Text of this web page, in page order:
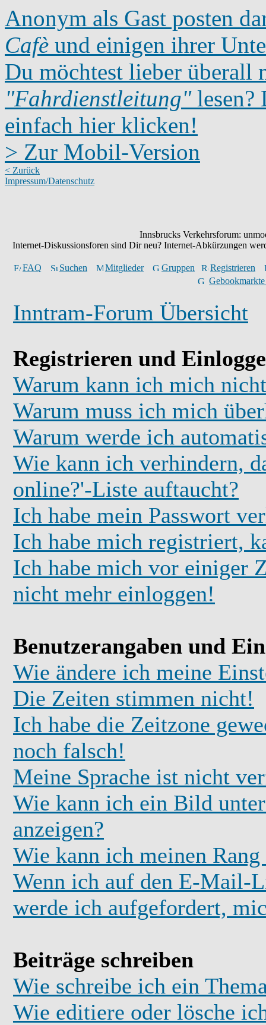
Anonym als Gast posten
Cafè und einigen ihrer
Du möchtest lieber überall
"Fahrdienstleitung"lesen?
einfach hier klicken!
> Zur Mobil-Version
< Zurück
Impressum/Datenschutz
Innsbrucks Verkehrsforum:
Internet-Diskussionsforen sind Dir neu? Internet-Abkürzungen
FAQ Suchen Mitglieder Gruppen
Registrieren
Inntram-Forum Übersicht
Registrieren und
Warum kann ich mich
Warum muss ich mich
Warum werde ich
Wie kann ich verhindern,
online?'-Liste auftaucht?
Ich habe mein Passwort
Ich habe mich registriert,
Ich habe mich vor einiger
nicht mehr einloggen!
Benutzerangaben und
Wie ändere ich meine
Die Zeiten stimmen nicht!
Ich habe die Zeitzone
noch falsch!
Meine Sprache ist nicht
Wie kann ich ein Bild
anzeigen?
Wie kann ich meinen Rang
Wenn ich auf den E-Mail-
werde ich aufgefordert,
Beiträge schreiben
Wie schreibe ich ein
Wie editiere oder lösche